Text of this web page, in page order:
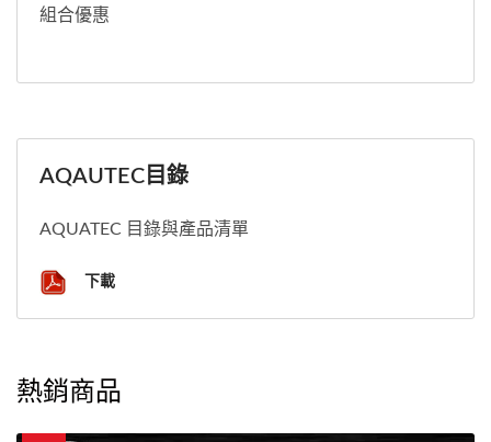
組合優惠
AQAUTEC目錄
AQUATEC 目錄與產品清單
下載
熱銷商品